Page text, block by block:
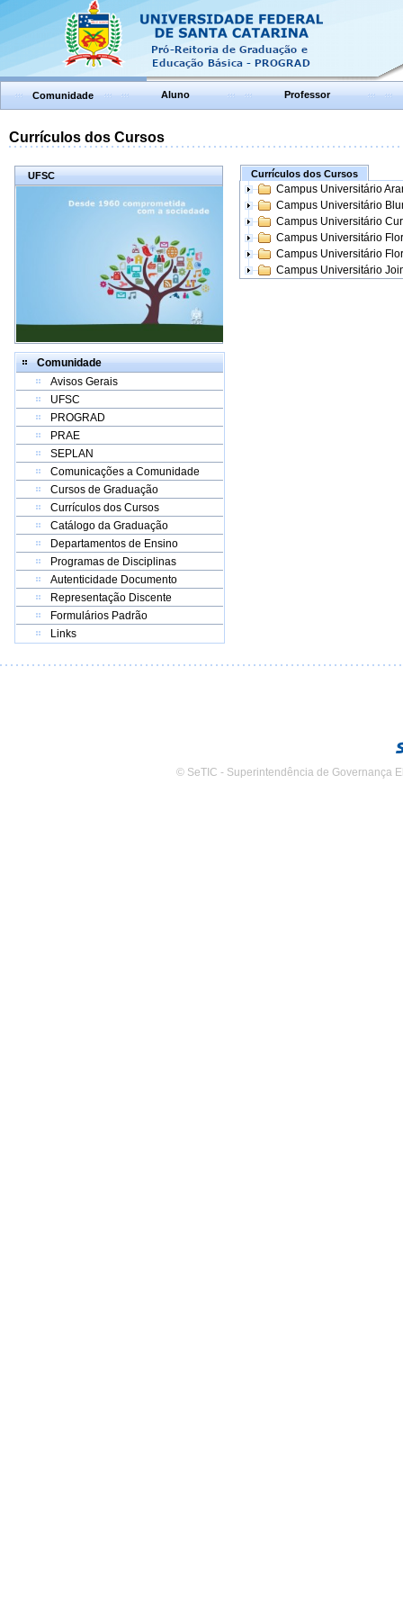
Comunidade Aluno Professor
Currículos dos Cursos
UFSC
Comunidade
Avisos Gerais
UFSC
PROGRAD
PRAE
SEPLAN
Comunicações a Comunidade
Cursos de Graduação
Currículos dos Cursos
Catálogo da Graduação
Departamentos de Ensino
Programas de Disciplinas
Autenticidade Documento
Representação Discente
Formulários Padrão
Links
Currículos dos Cursos
Campus Universitário
Campus Universitário
Campus Universitário
Campus Universitário
Campus Universitário
Campus Universitário
© SeTIC - Superintendência de Governança